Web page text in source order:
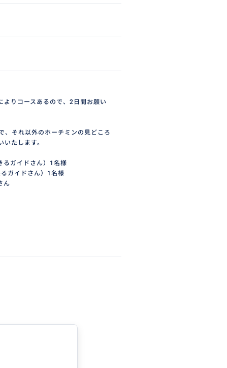
よりコースあるので、2日間お願い
、それ以外のホーチミンの見どころ
たします。
るガイドさん）1名様
ガイドさん）1名様
ん